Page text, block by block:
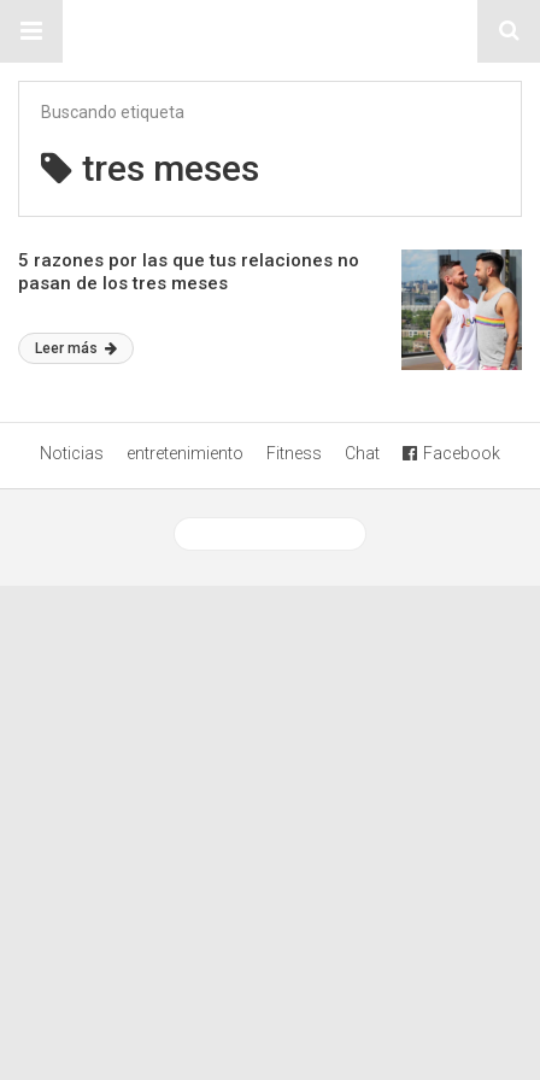
Buscando etiqueta
tres meses
5 razones por las que tus relaciones no
pasan de los tres meses
Leer más
Noticias entretenimiento Fitness Chat Facebook